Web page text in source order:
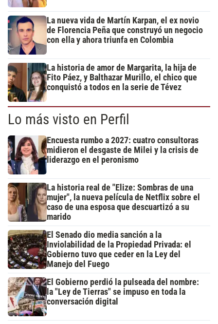
La nueva vida de Martín Karpan, el ex novio
de Florencia Peña que construyó un negocio
con ella y ahora triunfa en Colombia
La historia de amor de Margarita, la hija de
Fito Páez, y Balthazar Murillo, el chico que
conquistó a todos en la serie de Tévez
Lo más visto en Perfil
Encuesta rumbo a 2027: cuatro consultoras
midieron el desgaste de Milei y la crisis de
liderazgo en el peronismo
La historia real de "Elize: Sombras de una
mujer", la nueva película de Netflix sobre el
caso de una esposa que descuartizó a su
marido
El Senado dio media sanción a la
Inviolabilidad de la Propiedad Privada: el
Gobierno tuvo que ceder en la Ley del
Manejo del Fuego
El Gobierno perdió la pulseada del nombre:
la "Ley de Tierras" se impuso en toda la
conversación digital